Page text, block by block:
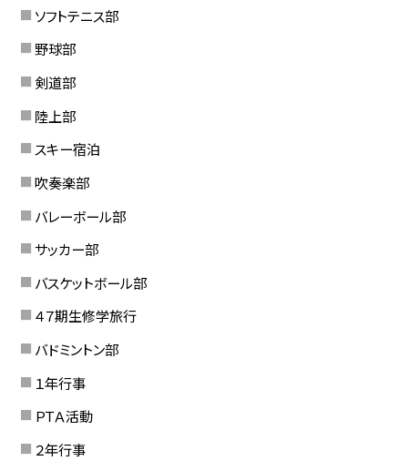
ソフトテニス部
野球部
剣道部
陸上部
スキー宿泊
吹奏楽部
バレーボール部
サッカー部
バスケットボール部
４７期生修学旅行
バドミントン部
１年行事
ＰＴＡ活動
２年行事